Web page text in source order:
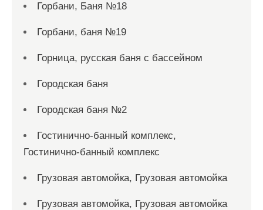
Горбани, Баня №18
Горбани, баня №19
Горница, русская баня с бассейном
Городская баня
Городская баня №2
Гостинично-банный комплекс,
Гостинично-банный комплекс
Грузовая автомойка, Грузовая автомойка
Грузовая автомойка, Грузовая автомойка